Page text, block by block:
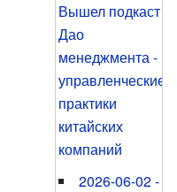
Вышел подкаст
Дао
менеджмента -
управленческие
практики
китайских
компаний
2026-06-02 -